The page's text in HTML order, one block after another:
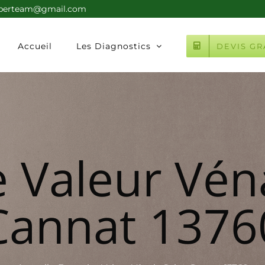
Accueil Les Diagnostics DEVIS
Valeur